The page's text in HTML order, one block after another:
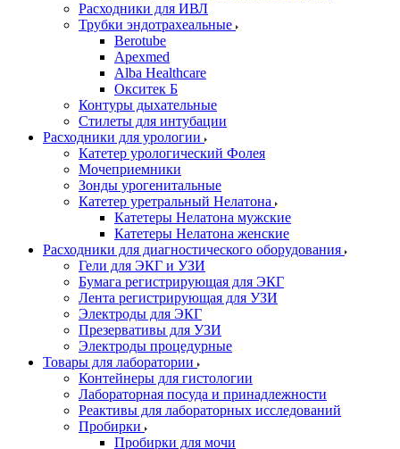
Расходники для ИВЛ
Трубки эндотрахеальные
Berotube
Apexmed
Alba Healthcare
Окситек Б
Контуры дыхательные
Стилеты для интубации
Расходники для урологии
Катетер урологический Фолея
Мочеприемники
Зонды урогенитальные
Катетер уретральный Нелатона
Катетеры Нелатона мужские
Катетеры Нелатона женские
Расходники для диагностического оборудования
Гели для ЭКГ и УЗИ
Бумага регистрирующая для ЭКГ
Лента регистрирующая для УЗИ
Электроды для ЭКГ
Презервативы для УЗИ
Электроды процедурные
Товары для лаборатории
Контейнеры для гистологии
Лабораторная посуда и принадлежности
Реактивы для лабораторных исследований
Пробирки
Пробирки для мочи